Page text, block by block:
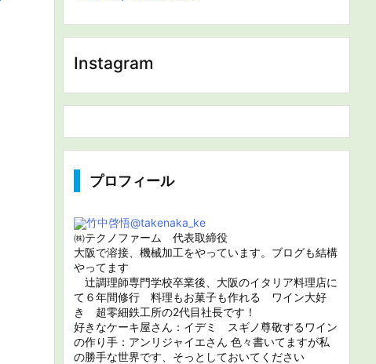
Instagram
プロフィール
竹中啓悟@takenaka_ke
㈱テクノファーム 代表取締役
大阪で溶接、機械加工をやっています。ブログも結構
やってます
辻調理師専門学校卒業後、大阪のイタリア料理店に
て６年間修行 料理もお菓子も作れる ワイン大好
き 超零細鉄工所の2代目社長です！
好きなケーキ屋さん：イデミ スギノ尊敬するワイン
の作り手：アンリジャイエさん 色々書いてますが私
の勝手な世界です、そっとしておいてください